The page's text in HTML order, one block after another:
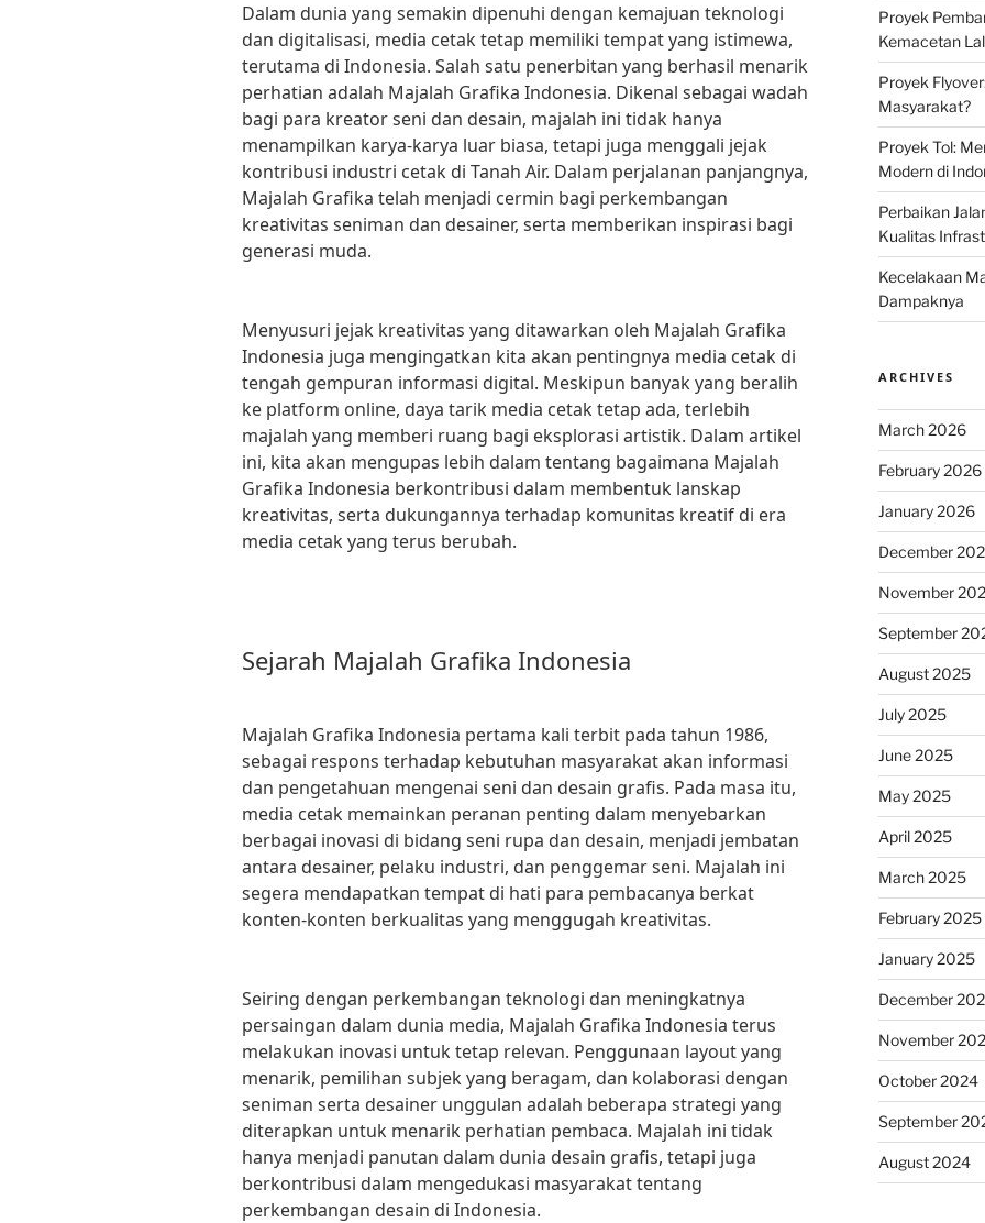
Dalam dunia yang semakin dipenuhi dengan kemajuan teknologi
dan digitalisasi, media cetak tetap memiliki tempat yang istimewa,
terutama di Indonesia. Salah satu penerbitan yang berhasil menarik
perhatian adalah Majalah Grafika Indonesia. Dikenal sebagai wadah
bagi para kreator seni dan desain, majalah ini tidak hanya
menampilkan karya-karya luar biasa, tetapi juga menggali jejak
kontribusi industri cetak di Tanah Air. Dalam perjalanan panjangnya,
Majalah Grafika telah menjadi cermin bagi perkembangan
kreativitas seniman dan desainer, serta memberikan inspirasi bagi
generasi muda.
Menyusuri jejak kreativitas yang ditawarkan oleh Majalah Grafika
Indonesia juga mengingatkan kita akan pentingnya media cetak di
tengah gempuran informasi digital. Meskipun banyak yang beralih
ke platform online, daya tarik media cetak tetap ada, terlebih
majalah yang memberi ruang bagi eksplorasi artistik. Dalam artikel
ini, kita akan mengupas lebih dalam tentang bagaimana Majalah
Grafika Indonesia berkontribusi dalam membentuk lanskap
kreativitas, serta dukungannya terhadap komunitas kreatif di era
media cetak yang terus berubah.
Sejarah Majalah Grafika Indonesia
Majalah Grafika Indonesia pertama kali terbit pada tahun 1986,
sebagai respons terhadap kebutuhan masyarakat akan informasi
dan pengetahuan mengenai seni dan desain grafis. Pada masa itu,
media cetak memainkan peranan penting dalam menyebarkan
berbagai inovasi di bidang seni rupa dan desain, menjadi jembatan
antara desainer, pelaku industri, dan penggemar seni. Majalah ini
segera mendapatkan tempat di hati para pembacanya berkat
konten-konten berkualitas yang menggugah kreativitas.
Seiring dengan perkembangan teknologi dan meningkatnya
persaingan dalam dunia media, Majalah Grafika Indonesia terus
melakukan inovasi untuk tetap relevan. Penggunaan layout yang
menarik, pemilihan subjek yang beragam, dan kolaborasi dengan
seniman serta desainer unggulan adalah beberapa strategi yang
diterapkan untuk menarik perhatian pembaca. Majalah ini tidak
hanya menjadi panutan dalam dunia desain grafis, tetapi juga
berkontribusi dalam mengedukasi masyarakat tentang
perkembangan desain di Indonesia.
Proyek
Kemacetan
Proyek
Masyarakat?
Proyek Tol:
Modern di
Perbaikan
Kualitas
Kecelakaan
Dampaknya
ARCHIVES
March 2026
February 2026
January 2026
December
November
September
August 2025
July 2025
June 2025
May 2025
April 2025
March 2025
February 2025
January 2025
December
November
October 2024
September
August 2024